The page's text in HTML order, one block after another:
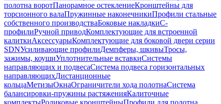
полотна воротПанорамное остеклениеКронштейны для
торсионного валаПружинные наконечникиПрофили стальные
собственного производстваБоковые накладкиС-
профилиРучной приводКомплектующие для встроенной
калиткиАксессуарыКомплектующие для боковой двери серии
SDNУсиливающие профилиДемпферы, шкивыТросы,
зажимы, коушиУплотнительные вставкиСистемы
направляющих и подвесаСистема подвеса горизонтальных
направляющихДистанционные
кольцаМетизыОкнаОграничители хода полотнаСистема
балансировки-пружины растяженияКалиточные
комплектыРоликовые кронштейныПрофили для полотна